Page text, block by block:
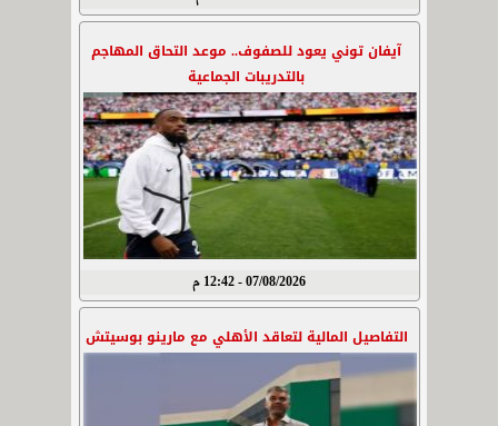
آيفان توني يعود للصفوف.. موعد التحاق المهاجم
بالتدريبات الجماعية
07/08/2026 - 12:42 م
التفاصيل المالية لتعاقد الأهلي مع مارينو بوسيتش